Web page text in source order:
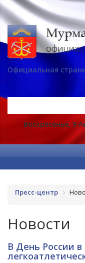
Официальная
Воскресенье, 9
Пресс-центр
Новости
В День России